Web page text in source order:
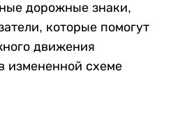
дорожные знаки,
которые помогут
движения
измененной схеме